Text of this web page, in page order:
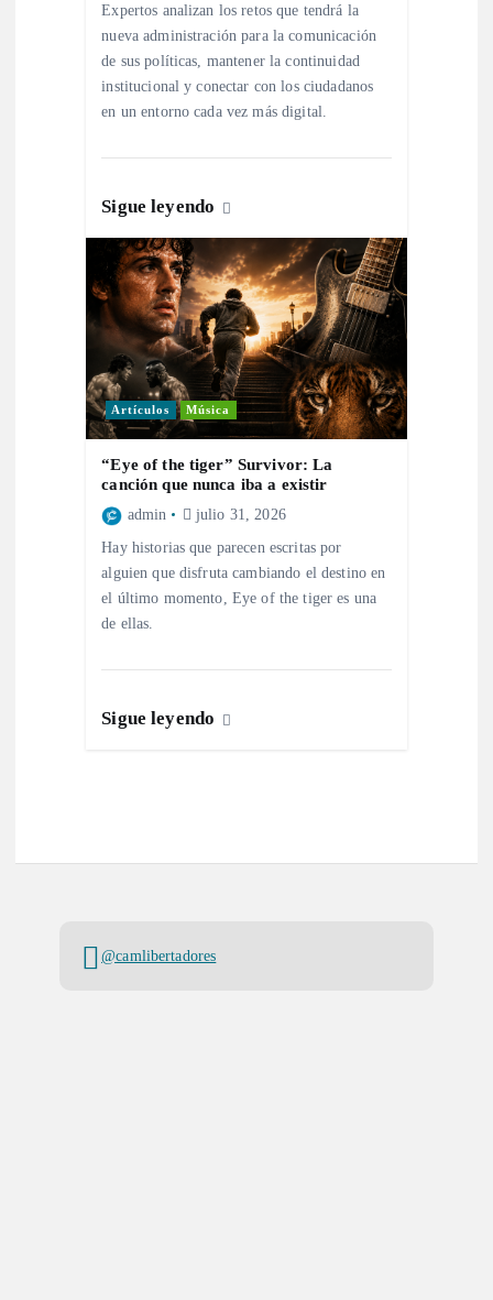
Expertos analizan los retos que tendrá la
nueva administración para la comunicación
de sus políticas, mantener la continuidad
institucional y conectar con los ciudadanos
en un entorno cada vez más digital.
Sigue leyendo
Artículos Música
“Eye of the tiger” Survivor: La
canción que nunca iba a existir
admin julio 31, 2026
Hay historias que parecen escritas por
alguien que disfruta cambiando el destino en
el último momento, Eye of the tiger es una
de ellas.
Sigue leyendo
@camlibertadores